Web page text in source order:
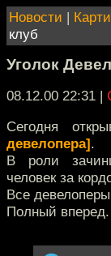
Новости |
клуб
Уголок
08.12.00 22:31 |
Сегодня
девелопера].
В роли
человек за
Все
Полный вперед.